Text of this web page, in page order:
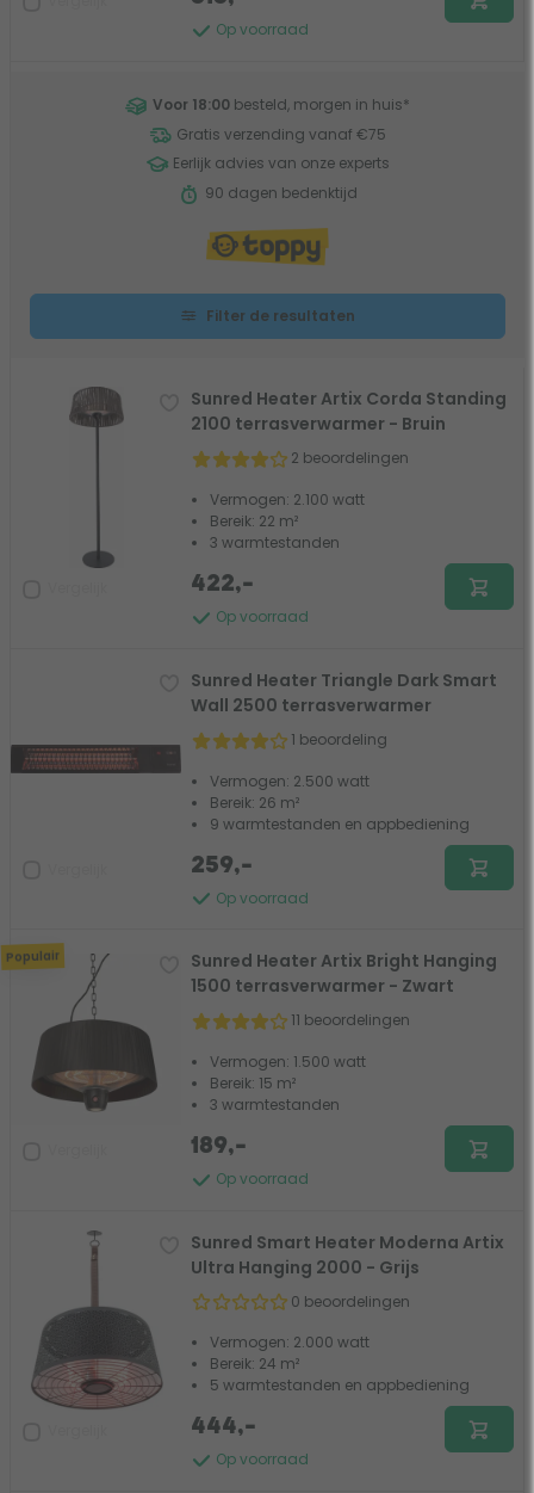
Op voorraad
Voor 18:00 besteld, morgen in huis*
Gratis verzending vanaf €75
Eerlijk advies van onze experts
90 dagen bedenktijd
Filter de resultaten
Sunred Heater Artix Corda Standing
2100 terrasverwarmer - Bruin
2 beoordelingen
Vermogen: 2.100 watt
Bereik: 22 m²
3 warmtestanden
Op voorraad
422,-
Sunred Heater Triangle Dark Smart
Wall 2500 terrasverwarmer
1 beoordeling
Vermogen: 2.500 watt
Bereik: 26 m²
9 warmtestanden en appbediening
Op voorraad
259,-
Populair
Sunred Heater Artix Bright Hanging
1500 terrasverwarmer - Zwart
11 beoordelingen
Vermogen: 1.500 watt
Bereik: 15 m²
3 warmtestanden
Op voorraad
189,-
Sunred Smart Heater Moderna Artix
Ultra Hanging 2000 - Grijs
0 beoordelingen
Vermogen: 2.000 watt
Bereik: 24 m²
5 warmtestanden en appbediening
Op voorraad
444,-